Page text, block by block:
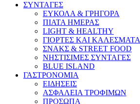
ΣΥΝΤΑΓΕΣ
ΕΥΚΟΛΑ & ΓΡΗΓΟΡΑ
ΠΙΑΤΑ ΗΜΕΡΑΣ
LIGHT & HEALTHY
ΓΙΟΡΤΕΣ ΚΑΙ ΚΑΛΕΣΜΑΤΑ
ΣΝΑΚΣ & STREET FOOD
ΝΗΣΤΙΣΙΜΕΣ ΣΥΝΤΑΓΕΣ
BLUE ISLAND
ΓΑΣΤΡΟΝΟΜΙΑ
ΕΙΔΗΣΕΙΣ
ΑΣΦΑΛΕΙΑ ΤΡΟΦΙΜΩΝ
ΠΡΟΣΩΠΑ